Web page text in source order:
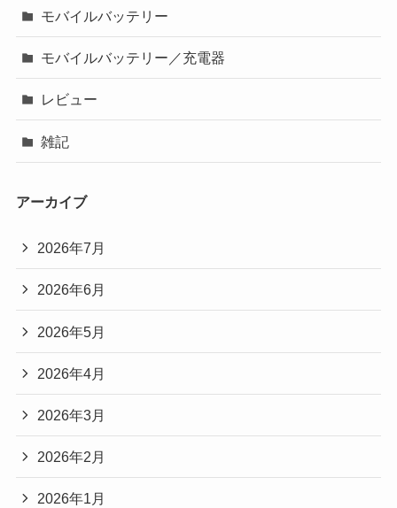
モバイルバッテリー
モバイルバッテリー／充電器
レビュー
雑記
アーカイブ
2026年7月
2026年6月
2026年5月
2026年4月
2026年3月
2026年2月
2026年1月